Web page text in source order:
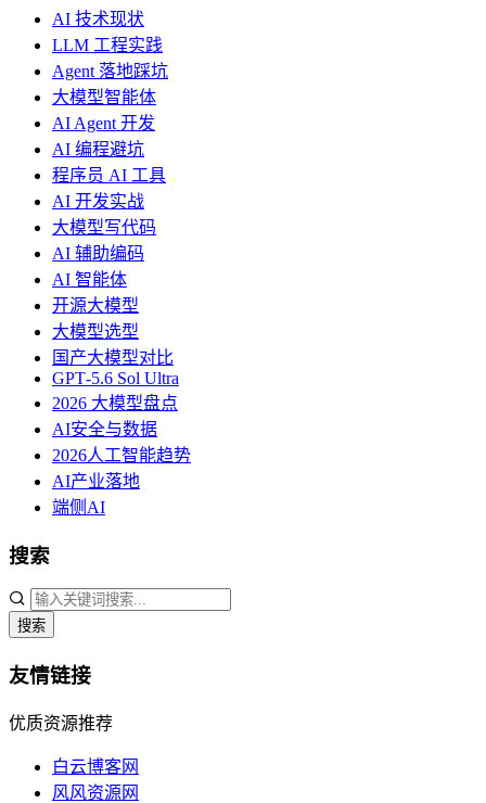
AI 技术现状
LLM 工程实践
Agent 落地踩坑
大模型智能体
AI Agent 开发
AI 编程避坑
程序员 AI 工具
AI 开发实战
大模型写代码
AI 辅助编码
AI 智能体
开源大模型
大模型选型
国产大模型对比
GPT‑5.6 Sol Ultra
2026 大模型盘点
AI安全与数据
2026人工智能趋势
AI产业落地
端侧AI
搜索
搜索
友情链接
优质资源推荐
白云博客网
风风资源网